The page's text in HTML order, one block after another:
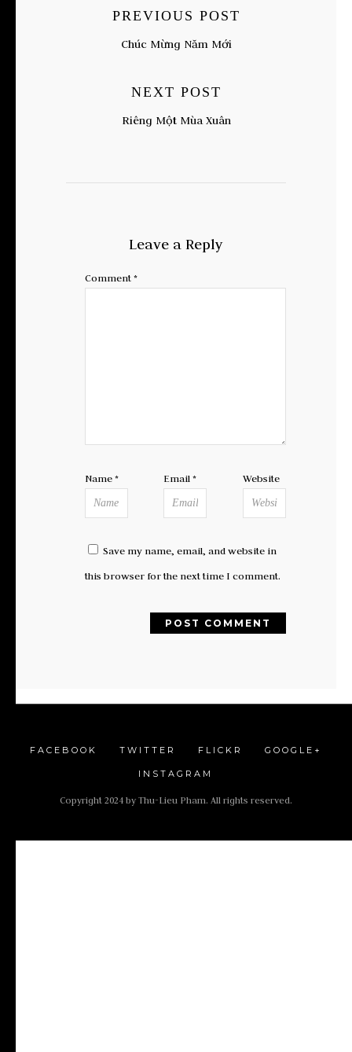
PREVIOUS POST
Chúc Mừng Năm Mới
NEXT POST
Riêng Một Mùa Xuân
Leave a Reply
Comment*
Name* Email* Website
Save my name, email, and website in
this browser for the next time I comment.
FACEBOOK TWITTER FLICKR GOOGLE+
INSTAGRAM
Copyright 2024 by Thu-Lieu Pham. All rights reserved.